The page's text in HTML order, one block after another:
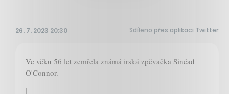
26. 7. 2023 20:30 Sdíleno přes aplikaci Twitter
Ve věku 56 let zemřela známá irská zpěvačka Sinéad
O'Connor.